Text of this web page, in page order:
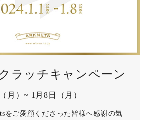
ラッチキャンペーン
月）~ 1月8日（月）
をご愛顧くださった皆様へ感謝の気